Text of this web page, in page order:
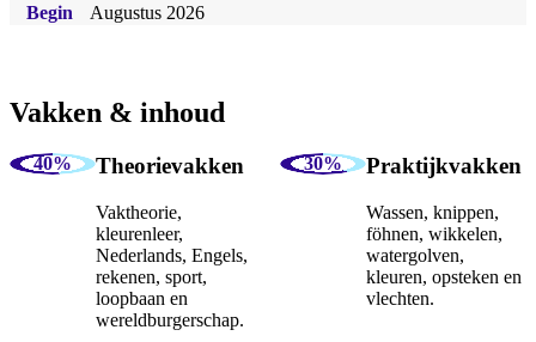
Begin
Augustus 2026
Vakken & inhoud
Theorievakken
Vaktheorie,
kleurenleer,
Nederlands, Engels,
rekenen, sport,
loopbaan en
wereldburgerschap.
Praktijkvakken
Wassen, knippen,
föhnen, wikkelen,
watergolven,
kleuren, opsteken en
vlechten.